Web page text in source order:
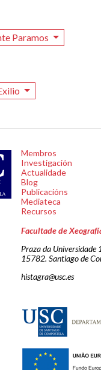
Paramos
Membros
Investigación
Actualidade
Blog
Publicacións
Mediateca
Recursos
Facultade de
Praza da Universidade
15782. Santiago de
histagra@usc.es